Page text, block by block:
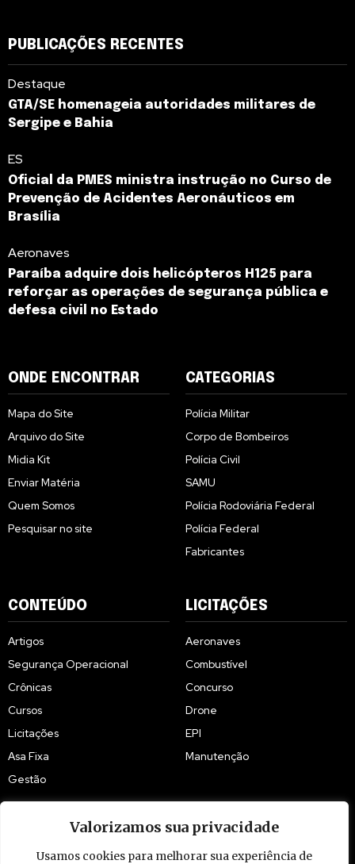
Valorizamos sua privacidade
Usamos cookies para melhorar sua experiência de
PUBLICAÇÕES RECENTES
Destaque
GTA/SE homenageia autoridades militares de
Sergipe e Bahia
ES
Oficial da PMES ministra instrução no Curso de
Prevenção de Acidentes Aeronáuticos em
Brasília
Aeronaves
Paraíba adquire dois helicópteros H125 para
reforçar as operações de segurança pública e
defesa civil no Estado
ONDE ENCONTRAR
Mapa do Site
Arquivo do Site
Midia Kit
Enviar Matéria
Quem Somos
Pesquisar no site
CATEGORIAS
Polícia Militar
Corpo de Bombeiros
Polícia Civil
SAMU
Polícia Rodoviária Federal
Polícia Federal
Fabricantes
CONTEÚDO
Artigos
Segurança Operacional
Crônicas
Cursos
Licitações
Asa Fixa
Gestão
LICITAÇÕES
Aeronaves
Combustível
Concurso
Drone
EPI
Manutenção